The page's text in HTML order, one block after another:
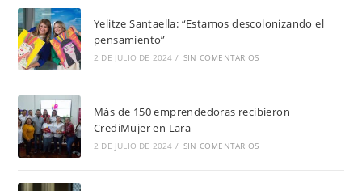
Yelitze Santaella: “Estamos descolonizando el
pensamiento”
2 DE JULIO DE 2024 / SIN COMENTARIOS
Más de 150 emprendedoras recibieron
CrediMujer en Lara
2 DE JULIO DE 2024 / SIN COMENTARIOS